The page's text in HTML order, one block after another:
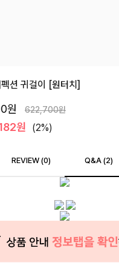
션 귀걸이 [원터치]
원 622,700원
원 (2%)
REVIEW (0) Q&A (2)